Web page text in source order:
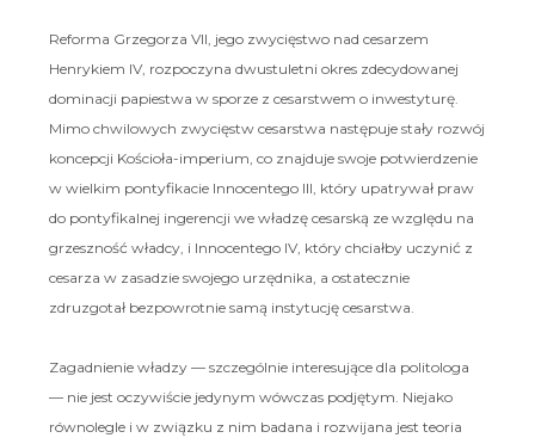
Reforma Grzegorza VII, jego zwycięstwo nad cesarzem
Henrykiem IV, rozpoczyna dwustuletni okres zdecydowanej
dominacji papiestwa w sporze z cesarstwem o inwestyturę.
Mimo chwilowych zwycięstw cesarstwa następuje stały rozwój
koncepcji Kościoła-imperium, co znajduje swoje potwierdzenie
w wielkim pontyfikacie Innocentego III, który upatrywał praw
do pontyfikalnej ingerencji we władzę cesarską ze względu na
grzeszność władcy, i Innocentego IV, który chciałby uczynić z
cesarza w zasadzie swojego urzędnika, a ostatecznie
zdruzgotał bezpowrotnie samą instytucję cesarstwa.
Zagadnienie władzy — szczególnie interesujące dla politologa
— nie jest oczywiście jedynym wówczas podjętym. Niejako
równolegle i w związku z nim badana i rozwijana jest teoria